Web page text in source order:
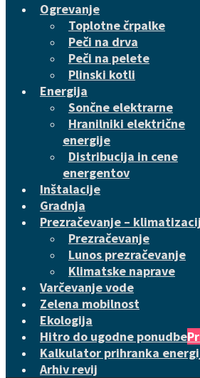
Ogrevanje
Toplotne črpalke
Peči na drva
Peči na pelete
Plinski kotli
Energija
Sončne elektrarne
Hranilniki električne
energije
Distribucija in cene
energentov
Inštalacije
Gradnja
Prezračevanje –
Prezračevanje
Lunos prezračevanje
Klimatske naprave
Varčevanje vode
Zelena mobilnost
Ekologija
Hitro do ugodne ponudbe
Kalkulator prihranka
Arhiv revij